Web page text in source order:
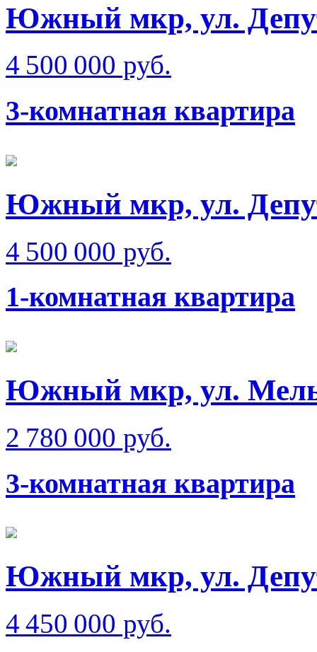
Южный мкр, ул.
4 500 000 руб.
3-комнатная квартира
Южный мкр, ул.
4 500 000 руб.
1-комнатная квартира
Южный мкр, ул.
2 780 000 руб.
3-комнатная квартира
Южный мкр, ул.
4 450 000 руб.